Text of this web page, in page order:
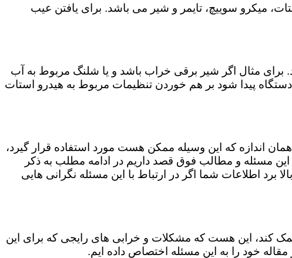
میکرو سوییچ، تایمر و شیر می باشد. برای یافتن عیب
مثال اگر شیر برقی خراب باشد و یا شلنگ مربوط به آب
پیدا شود بر هم خوردن تنظیمات مربوط به هیدرو استات
اندازه که این وسیله ممکن هست مورد استفاده قرار گیرد،
این مسئله و مطالب فوق قصد داریم در ادامه مطلب به ذکر
برد اطلاعات شما اگر در ارتباط با این مسئله نگرانی هایی
کمک کند، این هست که مشکلات و خرابی های رایجی که برای این
خود را به این مسئله اختصاص داده ایم.